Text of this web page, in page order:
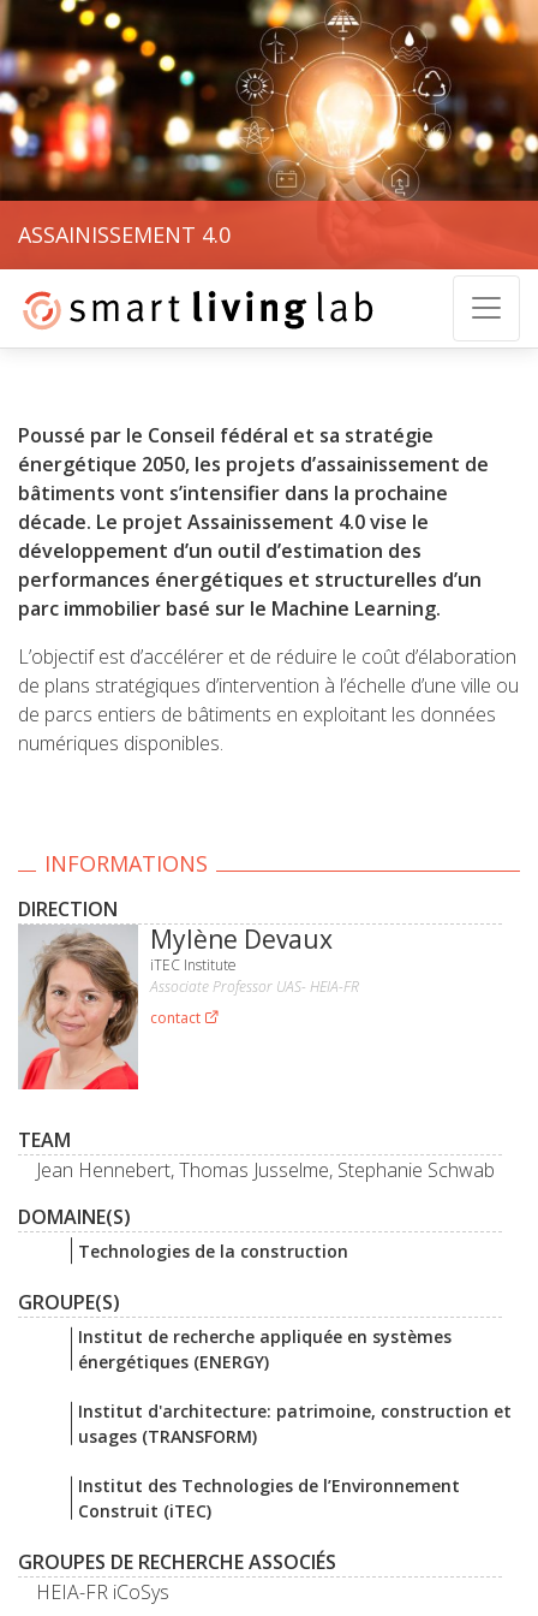
ASSAINISSEMENT 4.0
Poussé par le Conseil fédéral et sa stratégie
énergétique 2050, les projets d’assainissement de
bâtiments vont s’intensifier dans la prochaine
décade. Le projet Assainissement 4.0 vise le
développement d’un outil d’estimation des
performances énergétiques et structurelles d’un
parc immobilier basé sur le Machine Learning.
L’objectif est d’accélérer et de réduire le coût d’élaboration
de plans stratégiques d’intervention à l’échelle d’une ville ou
de parcs entiers de bâtiments en exploitant les données
numériques disponibles.
INFORMATIONS
DIRECTION
Mylène Devaux
iTEC Institute
Associate Professor UAS- HEIA-FR
contact
TEAM
Jean Hennebert, Thomas Jusselme, Stephanie Schwab
DOMAINE(S)
Technologies de la construction
GROUPE(S)
Institut de recherche appliquée en systèmes
énergétiques (ENERGY)
Institut d'architecture: patrimoine, construction et
usages (TRANSFORM)
Institut des Technologies de l’Environnement
Construit (iTEC)
GROUPES DE RECHERCHE ASSOCIÉS
HEIA-FR iCoSys